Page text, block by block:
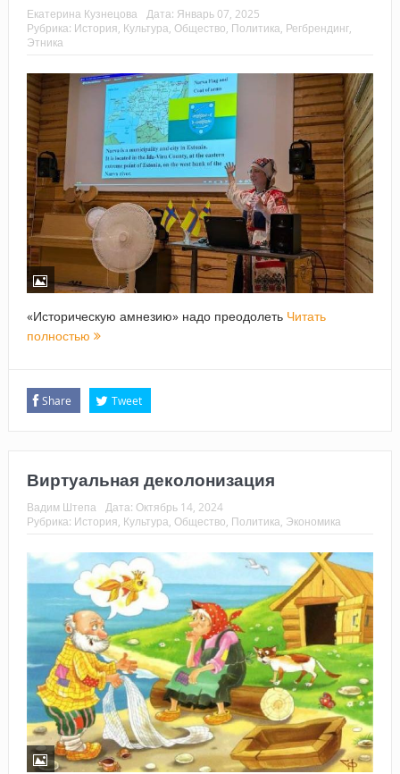
Екатерина Кузнецова Дата: Январь 07, 2025
Рубрика: История, Культура, Общество, Политика, Регбрендинг,
Этника
«Историческую амнезию» надо преодолеть Читать
полностью
Share Tweet
Виртуальная деколонизация
Вадим Штепа Дата: Октябрь 14, 2024
Рубрика: История, Культура, Общество, Политика, Экономика